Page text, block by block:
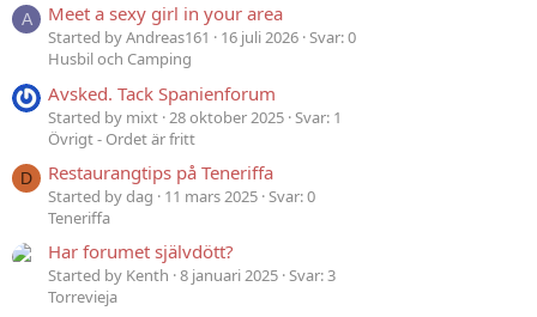
A Meet a sexy girl in your area
Started by Andreas161 16 juli 2026 Svar: 0
Husbil och Camping
Avsked. Tack Spanienforum
Started by mixt 28 oktober 2025 Svar: 1
Övrigt - Ordet är fritt
D Restaurangtips på Teneriffa
Started by dag 11 mars 2025 Svar: 0
Teneriffa
Har forumet självdött?
Started by Kenth 8 januari 2025 Svar: 3
Torrevieja